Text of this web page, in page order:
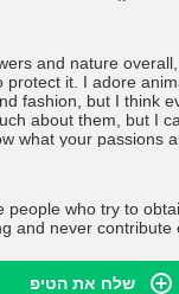
protect it. I adore
fashion, but I think
about them, but I
what your passions
We all have our
minute guys, I am
in reaching the
people who try to
and never
שלח את הטיפ